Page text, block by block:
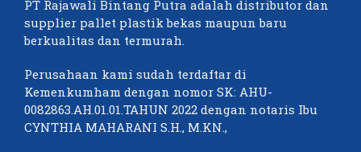
PT Rajawali Bintang Putra adalah distributor dan
supplier pallet plastik bekas maupun baru
berkualitas dan termurah.
Perusahaan kami sudah terdaftar di
Kemenkumham dengan nomor SK: AHU-
0082863.AH.01.01.TAHUN 2022 dengan notaris Ibu
CYNTHIA MAHARANI S.H., M.KN.,